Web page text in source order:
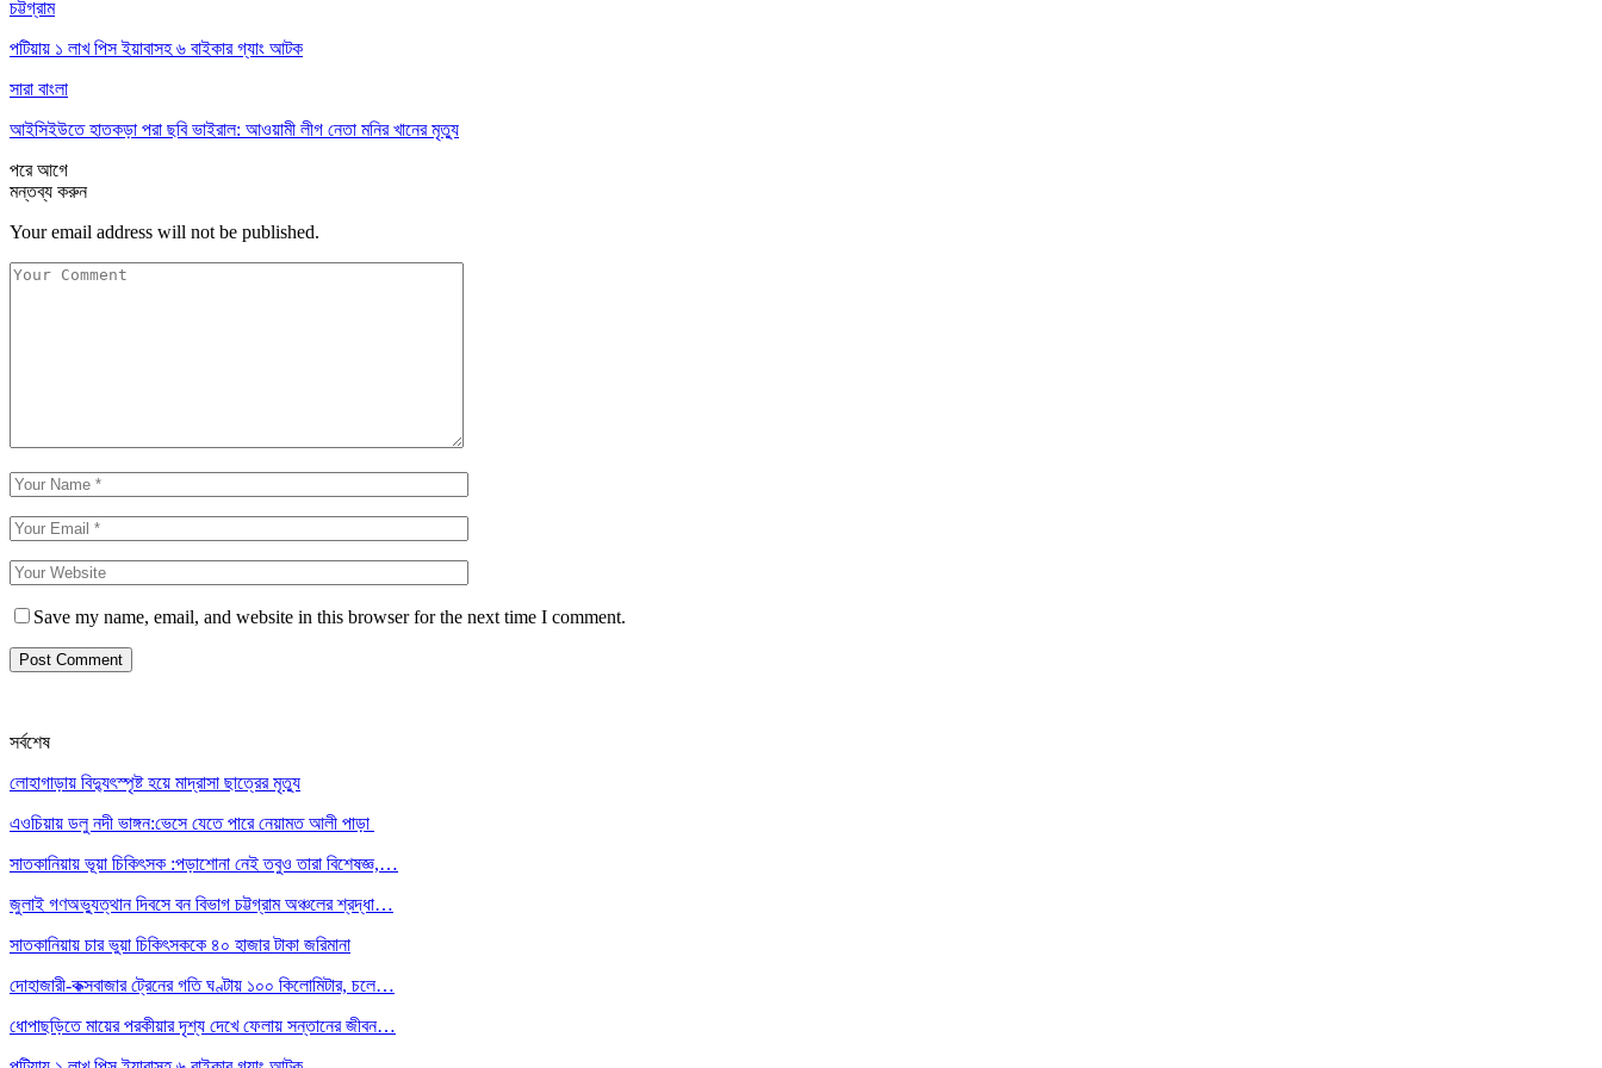
চট্টগ্রাম
পটিয়ায় ১ লাখ পিস ইয়াবাসহ ৬ বাইকার গ্যাং আটক
সারা বাংলা
আইসিইউতে হাতকড়া পরা ছবি ভাইরাল: আওয়ামী লীগ নেতা মনির খানের মৃত্যু
পরেআগে
মন্তব্য করুন
Your email address will not be published.
Save my name, email, and website in this browser for the next time I comment.
সর্বশেষ
লোহাগাড়ায় বিদ্যুৎস্পৃষ্ট হয়ে মাদ্রাসা ছাত্রের মৃত্যু
এওচিয়ায় ডলু নদী ভাঙ্গন:ভেসে যেতে পারে নেয়ামত আলী পাড়া
সাতকানিয়ায় ভূয়া চিকিৎসক :পড়াশোনা নেই তবুও তারা বিশেষজ্ঞ,…
জুলাই গণঅভ্যুত্থান দিবসে বন বিভাগ চট্টগ্রাম অঞ্চলের শ্রদ্ধা…
সাতকানিয়ায় চার ভুয়া চিকিৎসককে ৪০ হাজার টাকা জরিমানা
দোহাজারী-কক্সবাজার ট্রেনের গতি ঘণ্টায় ১০০ কিলোমিটার, চলে…
ধোপাছড়িতে মায়ের পরকীয়ার দৃশ্য দেখে ফেলায় সন্তানের জীবন…